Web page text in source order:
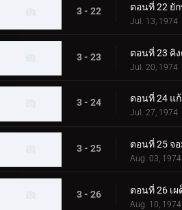
3 - 22
Jul. 13, 1974
3 - 23
Jul. 20, 1974
3 - 24
Jul. 27, 1974
3 - 25
Aug. 03, 1974
3 - 26
Aug. 10, 1974